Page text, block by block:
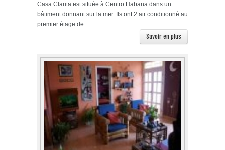
Casa Clarita est située à Centro Habana dans un
bâtiment donnant sur la mer. Ils ont 2 air conditionné au
premier étage de...
Savoir en plus